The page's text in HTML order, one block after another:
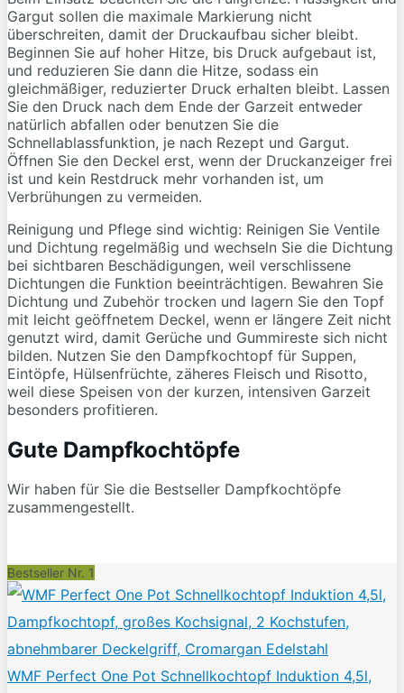
Gargut sollen die maximale Markierung nicht
überschreiten, damit der Druckaufbau sicher bleibt.
Beginnen Sie auf hoher Hitze, bis Druck aufgebaut ist,
und reduzieren Sie dann die Hitze, sodass ein
gleichmäßiger, reduzierter Druck erhalten bleibt. Lassen
Sie den Druck nach dem Ende der Garzeit entweder
natürlich abfallen oder benutzen Sie die
Schnellablassfunktion, je nach Rezept und Gargut.
Öffnen Sie den Deckel erst, wenn der Druckanzeiger frei
ist und kein Restdruck mehr vorhanden ist, um
Verbrühungen zu vermeiden.
Reinigung und Pflege sind wichtig: Reinigen Sie Ventile
und Dichtung regelmäßig und wechseln Sie die Dichtung
bei sichtbaren Beschädigungen, weil verschlissene
Dichtungen die Funktion beeinträchtigen. Bewahren Sie
Dichtung und Zubehör trocken und lagern Sie den Topf
mit leicht geöffnetem Deckel, wenn er längere Zeit nicht
genutzt wird, damit Gerüche und Gummireste sich nicht
bilden. Nutzen Sie den Dampfkochtopf für Suppen,
Eintöpfe, Hülsenfrüchte, zäheres Fleisch und Risotto,
weil diese Speisen von der kurzen, intensiven Garzeit
besonders profitieren.
Gute Dampfkochtöpfe
Wir haben für Sie die Bestseller Dampfkochtöpfe
zusammengestellt.
Bestseller Nr. 1
WMF Perfect One Pot Schnellkochtopf Induktion 4,5l,